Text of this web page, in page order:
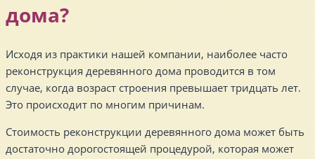
дома?
Исходя из практики нашей компании, наиболее часто
реконструкция деревянного дома проводится в том
случае, когда возраст строения превышает тридцать лет.
Это происходит по многим причинам.
Стоимость реконструкции деревянного дома может быть
достаточно дорогостоящей процедурой, которая может